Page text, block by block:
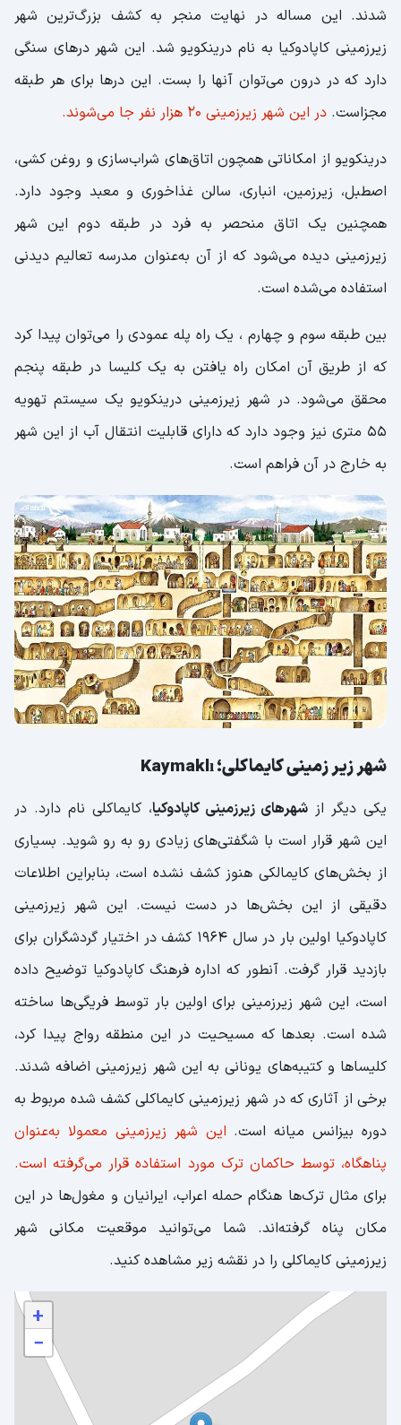
شدند. این مساله در نهایت منجر به کشف بزرگ‌ترین شهر
زیرزمینی کاپادوکیا به نام درینکویو شد. این شهر درهای سنگی
دارد که در درون می‌توان آنها را بست. این درها برای هر طبقه
مجزاست. در این شهر زیرزمینی 20 هزار نفر جا می‌شوند.
درینکویو از امکاناتی همچون اتاق‌های شراب‌سازی و روغن کشی،
اصطبل، زیرزمین، انباری، سالن غذاخوری و معبد وجود دارد.
همچنین یک اتاق منحصر به فرد در طبقه دوم این شهر
زیرزمینی دیده می‌شود که از آن به‌عنوان مدرسه تعالیم دیدنی
استفاده می‌شده است.
بین طبقه سوم و چهارم ، یک راه پله عمودی را می‌توان پیدا کرد
که از طریق آن امکان راه یافتن به یک کلیسا در طبقه پنجم
محقق می‌شود. در شهر زیرزمینی درینکویو یک سیستم تهویه
55 متری نیز وجود دارد که دارای قابلیت انتقال آب از این شهر
به خارج در آن فراهم است.
شهر زیر زمینی کایماکلی؛ Kaymaklı
یکی دیگر از شهرهای زیرزمینی کاپادوکیا، کایماکلی نام دارد. در
این شهر قرار است با شگفتی‌های زیادی رو به رو شوید. بسیاری
از بخش‌های کایمالکی هنوز کشف نشده است، بنابراین اطلاعات
دقیقی از این بخش‌ها در دست نیست. این شهر زیرزمینی
کاپادوکیا اولین بار در سال 1964 کشف در اختیار گردشگران برای
بازدید قرار گرفت. آنطور که اداره فرهنگ کاپادوکیا توضیح داده
است، این شهر زیرزمینی برای اولین بار توسط فریگی‌ها ساخته‌
شده‌ است. بعدها که مسیحیت در این منطقه رواج پیدا کرد،
کلیساها و کتیبه‌های یونانی به این شهر زیرزمینی اضافه شدند.
برخی از آثاری که در شهر زیرزمینی کایماکلی کشف شده مربوط به
دوره بیزانس میانه است. این شهر زیرزمینی معمولا به‌عنوان
پناهگاه، توسط حاکمان ترک مورد استفاده قرار می‌گرفته است.
برای مثال ترک‌ها هنگام حمله اعراب، ایرانیان و مغول‌ها در این
مکان پناه گرفته‌اند. شما می‌توانید موقعیت مکانی شهر
زیرزمینی کایماکلی را در نقشه زیر مشاهده کنید.
+
−